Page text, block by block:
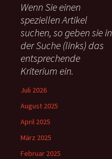
n
n
a
c
:
Wenn Sie einen
speziellen Artikel
suchen, so geben sie in
der Suche (links) das
entsprechende
Kriterium ein.
Juli 2026
August 2025
April 2025
März 2025
Februar 2025